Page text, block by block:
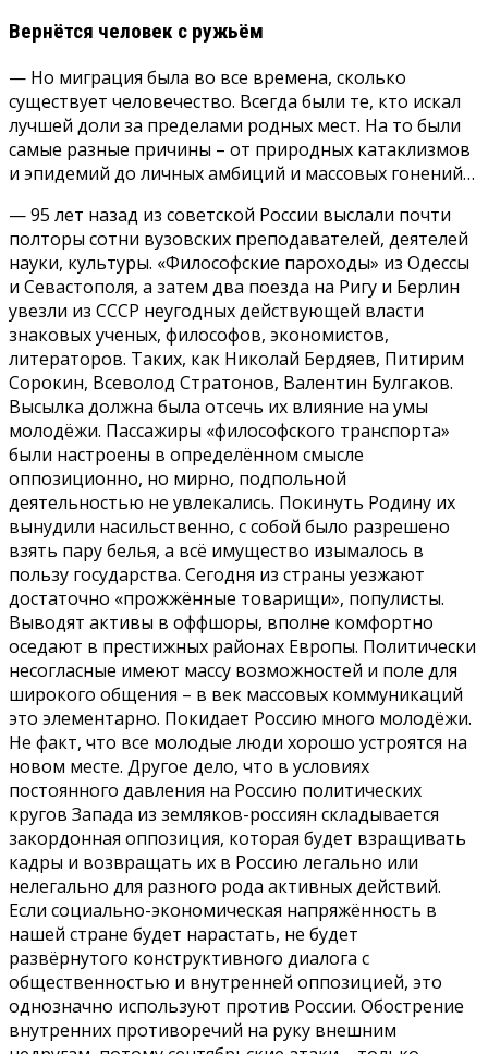
Вернётся человек с ружьём
— Но миграция была во все времена, сколько
существует человечество. Всегда были те, кто искал
лучшей доли за пределами родных мест. На то были
самые разные причины – от природных катаклизмов
и эпидемий до личных амбиций и массовых гонений…
— 95 лет назад из советской России выслали почти
полторы сотни вузовских преподавателей, деятелей
науки, культуры. «Философские пароходы» из Одессы
и Севастополя, а затем два поезда на Ригу и Берлин
увезли из СССР неугодных действующей власти
знаковых ученых, философов, экономистов,
литераторов. Таких, как Николай Бердяев, Питирим
Сорокин, Всеволод Стратонов, Валентин Булгаков.
Высылка должна была отсечь их влияние на умы
молодёжи. Пассажиры «философского транспорта»
были настроены в определённом смысле
оппозиционно, но мирно, подпольной
деятельностью не увлекались. Покинуть Родину их
вынудили насильственно, с собой было разрешено
взять пару белья, а всё имущество изымалось в
пользу государства. Сегодня из страны уезжают
достаточно «прожжённые товарищи», популисты.
Выводят активы в оффшоры, вполне комфортно
оседают в престижных районах Европы. Политически
несогласные имеют массу возможностей и поле для
широкого общения – в век массовых коммуникаций
это элементарно. Покидает Россию много молодёжи.
Не факт, что все молодые люди хорошо устроятся на
новом месте. Другое дело, что в условиях
постоянного давления на Россию политических
кругов Запада из земляков-россиян складывается
закордонная оппозиция, которая будет взращивать
кадры и возвращать их в Россию легально или
нелегально для разного рода активных действий.
Если социально-экономическая напряжённость в
нашей стране будет нарастать, не будет
развёрнутого конструктивного диалога с
общественностью и внутренней оппозицией, это
однозначно используют против России. Обострение
внутренних противоречий на руку внешним